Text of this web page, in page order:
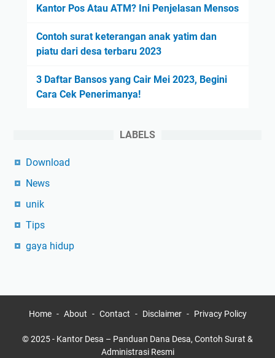
Kantor Pos Atau ATM? Ini Penjelasan Mensos
Contoh surat keterangan anak yatim dan
piatu dari desa terbaru 2023
3 Daftar Bansos yang Cair Mei 2023, Begini
Cara Cek Penerimanya!
LABELS
Download
News
unik
Tips
gaya hidup
Home About Contact Disclaimer Privacy Policy
© 2025 - Kantor Desa – Panduan Dana Desa, Contoh Surat &
Administrasi Resmi